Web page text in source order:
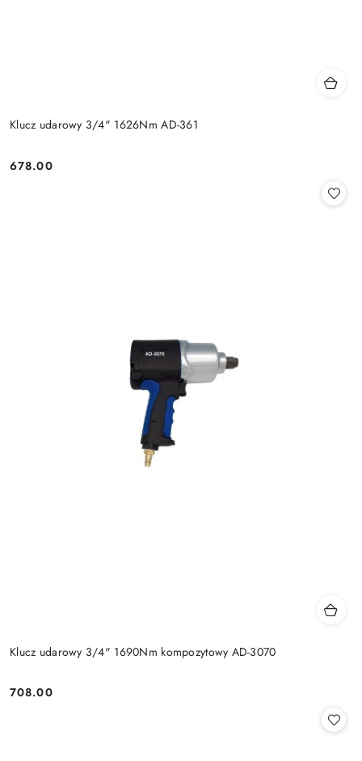
Klucz udarowy 3/4" 1626Nm AD-361
Cena:
678.00
Klucz udarowy 3/4" 1690Nm kompozytowy AD-3070
Cena:
708.00